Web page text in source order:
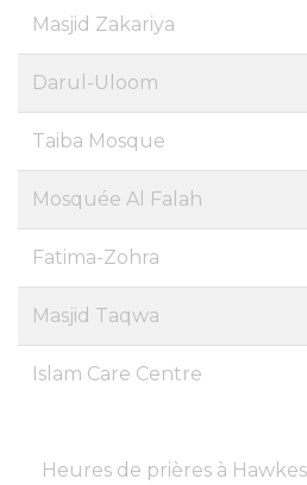
Masjid Zakariya
Darul-Uloom
Taiba Mosque
Mosquée Al Falah
Fatima-Zohra
Masjid Taqwa
Islam Care Centre
Heures de prières à